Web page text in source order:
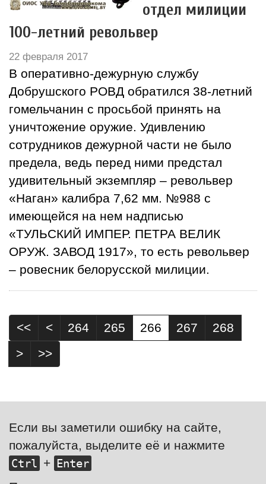
отдел милиции
100-летний револьвер
22 февраля 2017
В оперативно-дежурную службу
Добрушского РОВД обратился 38-летний
гомельчанин с просьбой принять на
уничтожение оружие. Удивлению
сотрудников дежурной части не было
предела, ведь перед ними предстал
удивительный экземпляр – револьвер
«Наган» калибра 7,62 мм. №988 с
имеющейся на нем надписью
«ТУЛЬСКИЙ ИМПЕР. ПЕТРА ВЕЛИК
ОРУЖ. ЗАВОД 1917», то есть револьвер
– ровесник белорусской милиции.
<< < 264 265 266 267
268
>
>>
Если вы заметили ошибку на сайте,
пожалуйста, выделите её и нажмите
Ctrl + Enter